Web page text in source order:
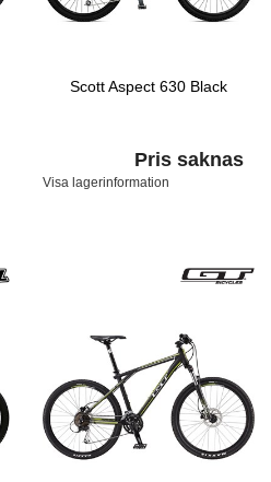
Scott Aspect 630 Black
Pris saknas
Visa lagerinformation